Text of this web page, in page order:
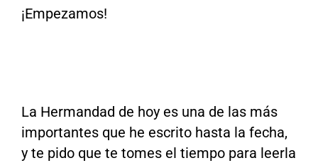
¡Empezamos!
La Hermandad de hoy es una de las más
importantes que he escrito hasta la fecha,
y te pido que te tomes el tiempo para leerla